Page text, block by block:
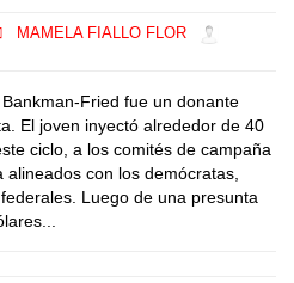
MAMELA FIALLO FLOR
Fried fue un donante
El joven inyectó alrededor de 40
ciclo, a los comités de campaña
con los demócratas,
Luego de una presunta